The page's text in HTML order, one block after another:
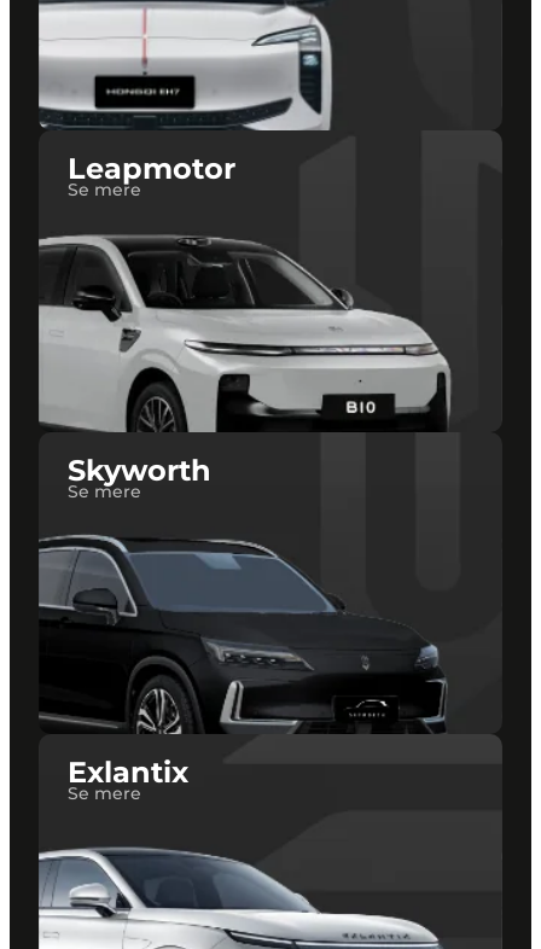
Leapmotor
Se mere
Skyworth
Se mere
Exlantix
Se mere